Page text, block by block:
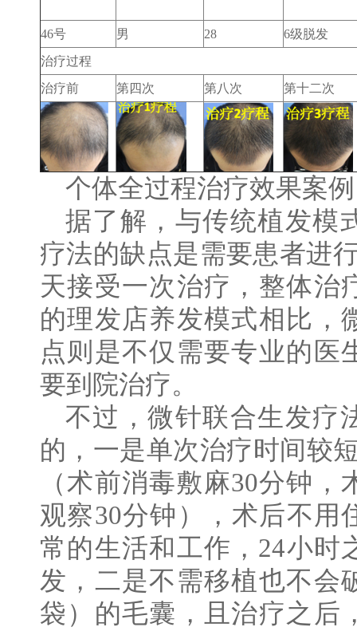
46号 男 28
6级脱发
治疗过程
治疗前
第四次 第八次 第十二次
个体全过程治疗效果案例
据了解，与传统植发模
疗法的缺点是需要患者进
天接受一次治疗，整体治
的理发店养发模式相比，
点则是不仅需要专业的医
要到院治疗。
不过，微针联合生发疗
的，一是单次治疗时间较
（术前消毒敷麻30分钟
观察30分钟），术后不用
常的生活和工作，24小时
发，二是不需移植也不会
袋）的毛囊，且治疗之后